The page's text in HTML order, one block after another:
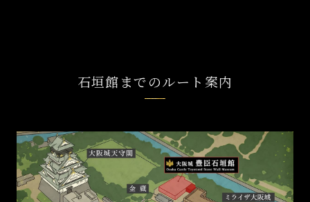
石垣館までのルート案内